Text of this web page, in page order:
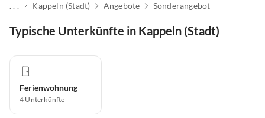
. . . Kappeln (Stadt) Angebote Sonderangebot
Typische Unterkünfte in Kappeln (Stadt)
Ferienwohnung
4 Unterkünfte